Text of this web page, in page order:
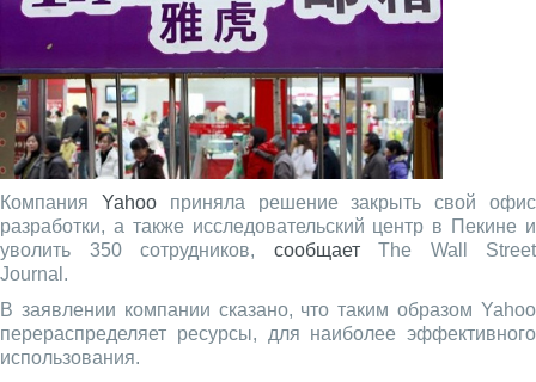
Компания Yahooприняла решение закрыть свой офис
разработки, а также исследовательский центр в Пекине и
уволить 350 сотрудников, сообщаетThe Wall Street
Journal.
В заявлении компании сказано, что таким образом Yahoo
перераспределяет ресурсы, для наиболее эффективного
использования.